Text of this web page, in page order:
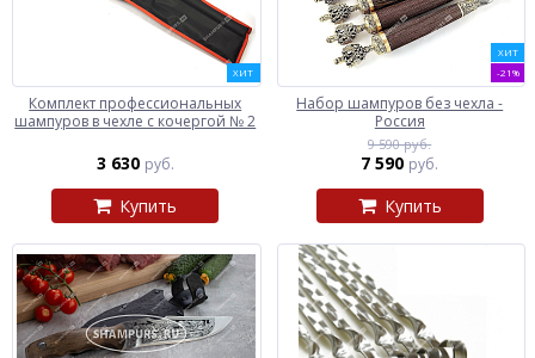
ХИТ
Комплект профессиональных
шампуров в чехле с кочергой № 2
3 630 руб.
Купить
ХИТ
-21%
Набор шампуров без чехла -
Россия
9 590 руб.
7 590 руб.
Купить